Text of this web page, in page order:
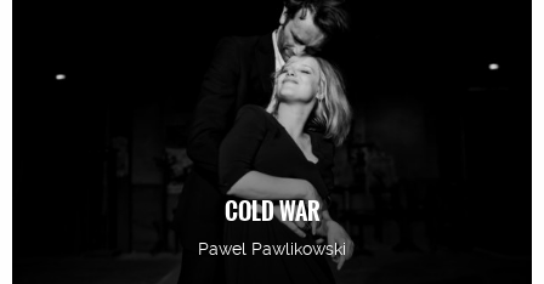
COLD WAR
Pawel Pawlikowski